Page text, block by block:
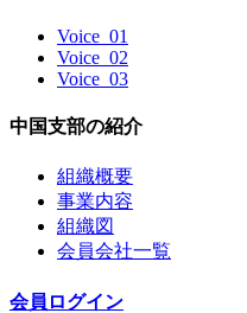
Voice_01
Voice_02
Voice_03
中国支部の紹介
組織概要
事業内容
組織図
会員会社一覧
会員ログイン